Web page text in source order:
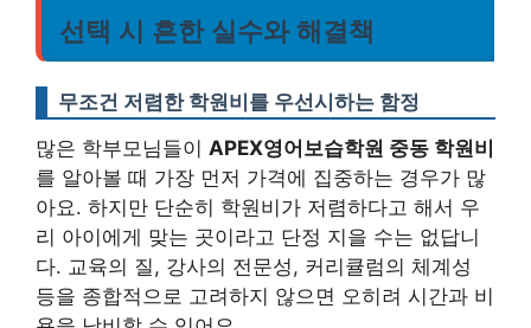
선택 시 흔한 실수와 해결책
무조건 저렴한 학원비를 우선시하는 함정
많은 학부모님들이 APEX영어보습학원 중동 학원비
를 알아볼 때 가장 먼저 가격에 집중하는 경우가 많
아요. 하지만 단순히 학원비가 저렴하다고 해서 우
리 아이에게 맞는 곳이라고 단정 지을 수는 없답니
다. 교육의 질, 강사의 전문성, 커리큘럼의 체계성
등을 종합적으로 고려하지 않으면 오히려 시간과 비